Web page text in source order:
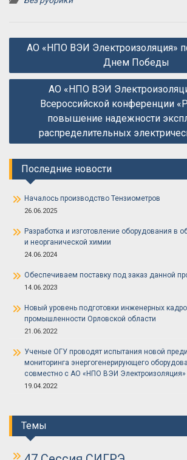
Навигация
записям
АО «НПО ВЭИ Электроизоляция»
Днем Победы
АО «НПО ВЭИ
Всероссийской конференции
повышение надежности
распределительных
Последние новости
Началось производство Тензиометров
26.06.2025
Разработка и изготовление оборудования в
и неорганической химии
24.06.2024
Обеспечиваем поставку под заказ данной
14.06.2023
Новый уровень подготовки инженерных
промышленности Орловской области
21.06.2022
Ученые ОГУ проводят испытания новой
мониторинга энергогенерирующего
совместно с АО «НПО ВЭИ
19.04.2022
Темы